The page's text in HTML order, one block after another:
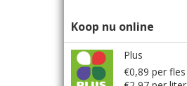
Koop nu online
Plus
€0,89 per fles